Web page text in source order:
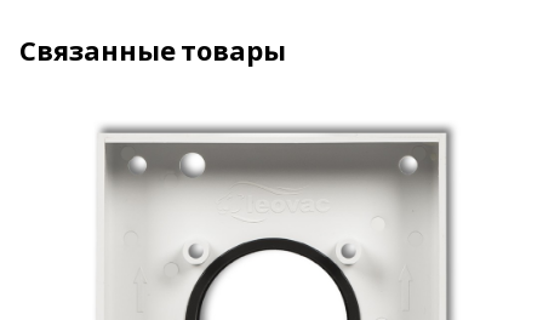
Связанные товары